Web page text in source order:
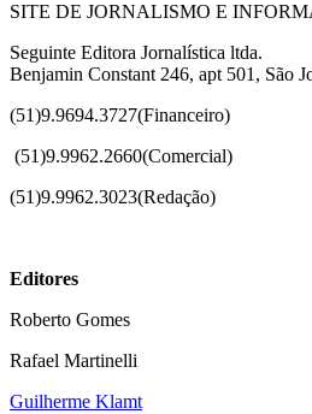
SITE DE JORNALISMO E
Seguinte Editora Jornalística ltda.
Benjamin Constant 246, apt 501, São
(51)9.9694.3727(Financeiro)
(51)9.9962.2660(Comercial)
(51)9.9962.3023(Redação)
Editores
Roberto Gomes
Rafael Martinelli
Guilherme Klamt